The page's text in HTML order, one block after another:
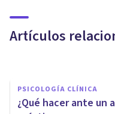
Artículos
sobre las
PSICOLOGÍA CLÍNICA
¿Qué hacer ante un